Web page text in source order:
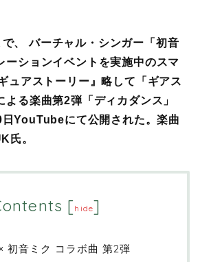
、 バーチャル・シンガー「初音
ーションイベントを実施中のスマ
ュアストーリー』略して「ギアス
よる楽曲第2弾「ディカダンス」
YouTubeにて公開された。楽曲
氏。
[hide]
初音ミク コラボ曲 第2弾